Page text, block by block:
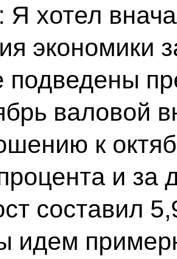
Я хотел
экономики
подведены
валовой
к
и за
составил
идем